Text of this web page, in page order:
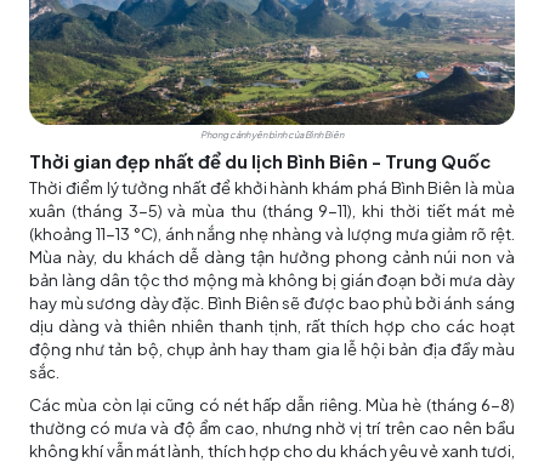
Phong cảnh yên bình của Bình Biên
Thời gian đẹp nhất để du lịch Bình Biên - Trung Quốc
Thời điểm lý tưởng nhất để khởi hành khám phá Bình Biên là mùa
xuân (tháng 3-5) và mùa thu (tháng 9-11), khi thời tiết mát mẻ
(khoảng 11-13 °C), ánh nắng nhẹ nhàng và lượng mưa giảm rõ rệt.
Mùa này, du khách dễ dàng tận hưởng phong cảnh núi non và
bản làng dân tộc thơ mộng mà không bị gián đoạn bởi mưa dày
hay mù sương dày đặc. Bình Biên sẽ được bao phủ bởi ánh sáng
dịu dàng và thiên nhiên thanh tịnh, rất thích hợp cho các hoạt
động như tản bộ, chụp ảnh hay tham gia lễ hội bản địa đầy màu
sắc.
Các mùa còn lại cũng có nét hấp dẫn riêng. Mùa hè (tháng 6-8)
thường có mưa và độ ẩm cao, nhưng nhờ vị trí trên cao nên bầu
không khí vẫn mát lành, thích hợp cho du khách yêu vẻ xanh tươi,